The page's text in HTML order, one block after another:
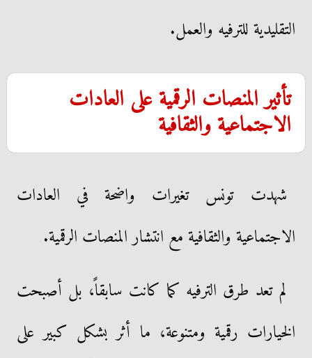
التقليدية للترفيه والعمل.
تأثير المنصات الرقمية على العادات
الاجتماعية والثقافية
شهدت تونس تغيرات واضحة في العادات
الاجتماعية والثقافية مع انتشار المنصات الرقمية.
لم تعد طرق الترفيه كما كانت سابقاً، بل أصبحت
الخيارات رقمية ومتنوعة، ما أثر بشكل كبير على